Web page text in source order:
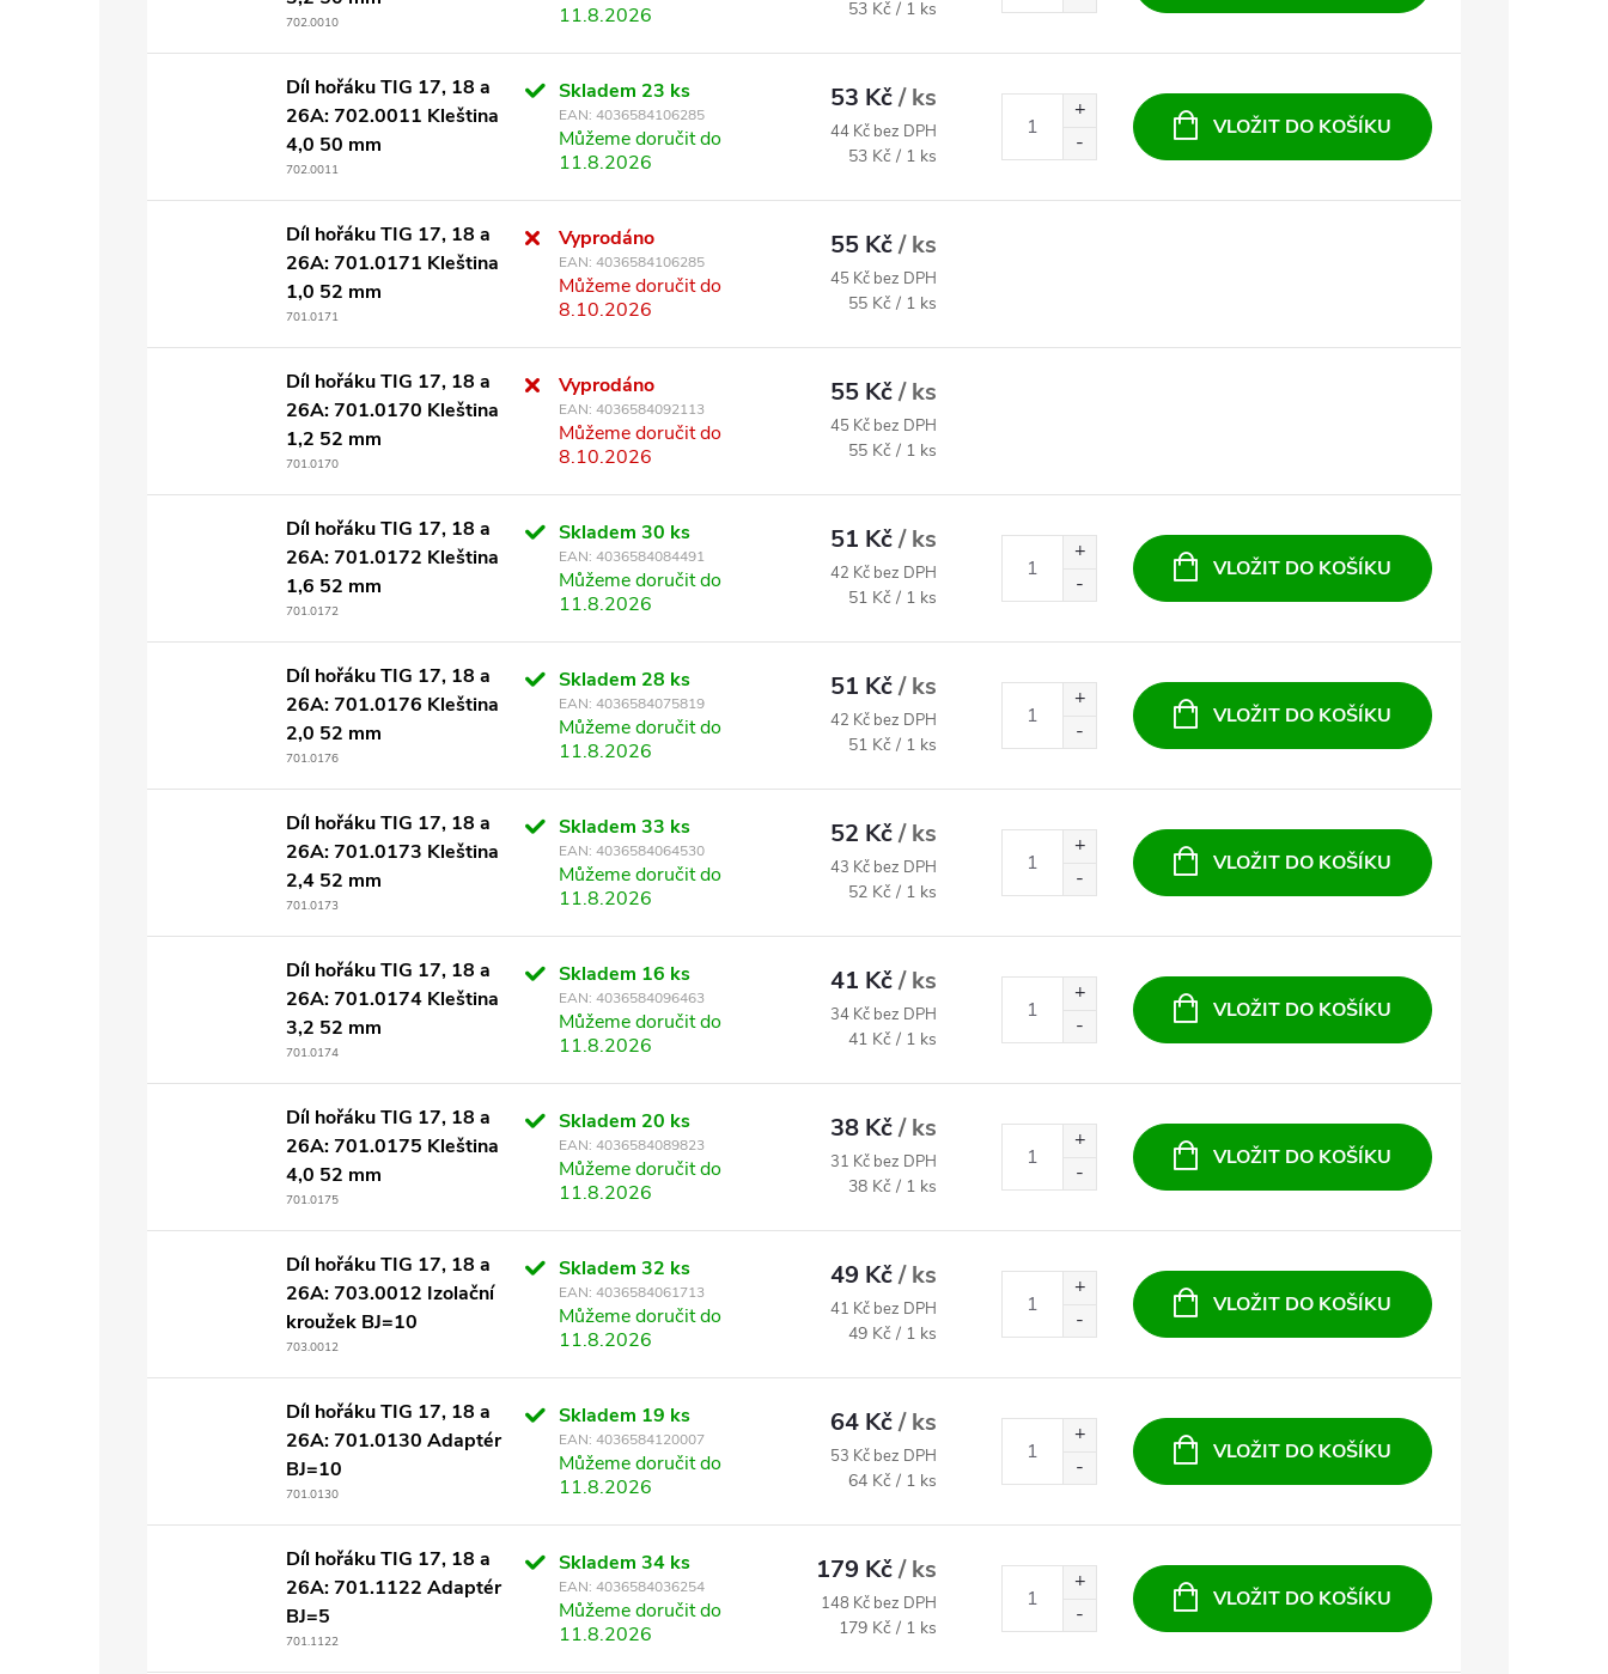
702.0010
11.8.2026
Měrná cena:
53 Kč / 1 ks
Díl hořáku TIG 17, 18 a
26A: 702.0011 Kleština
4,0 50 mm
702.0011
Skladem 23 ks
EAN: 4036584106285
Můžeme doručit do
11.8.2026
53 Kč/ ks
44 Kč bez DPH
Měrná cena:
53 Kč / 1 ks
VLOŽIT DO KOŠÍKU
Díl hořáku TIG 17, 18 a
26A: 701.0171 Kleština
1,0 52 mm
701.0171
Vyprodáno
EAN: 4036584106285
Můžeme doručit do
8.10.2026
55 Kč/ ks
45 Kč bez DPH
Měrná cena:
55 Kč / 1 ks
Díl hořáku TIG 17, 18 a
26A: 701.0170 Kleština
1,2 52 mm
701.0170
Vyprodáno
EAN: 4036584092113
Můžeme doručit do
8.10.2026
55 Kč/ ks
45 Kč bez DPH
Měrná cena:
55 Kč / 1 ks
Díl hořáku TIG 17, 18 a
26A: 701.0172 Kleština
1,6 52 mm
701.0172
Skladem30 ks
EAN: 4036584084491
Můžeme doručit do
11.8.2026
51 Kč/ ks
42 Kč bez DPH
Měrná cena:
51 Kč / 1 ks
VLOŽIT DO KOŠÍKU
Díl hořáku TIG 17, 18 a
26A: 701.0176 Kleština
2,0 52 mm
701.0176
Skladem 28 ks
EAN: 4036584075819
Můžeme doručit do
11.8.2026
51 Kč/ ks
42 Kč bez DPH
Měrná cena:
51 Kč / 1 ks
VLOŽIT DO KOŠÍKU
Díl hořáku TIG 17, 18 a
26A: 701.0173 Kleština
2,4 52 mm
701.0173
Skladem33 ks
EAN: 4036584064530
Můžeme doručit do
11.8.2026
52 Kč/ ks
43 Kč bez DPH
Měrná cena:
52 Kč / 1 ks
VLOŽIT DO KOŠÍKU
Díl hořáku TIG 17, 18 a
26A: 701.0174 Kleština
3,2 52 mm
701.0174
Skladem 16 ks
EAN: 4036584096463
Můžeme doručit do
11.8.2026
41 Kč/ ks
34 Kč bez DPH
Měrná cena:
41 Kč / 1 ks
VLOŽIT DO KOŠÍKU
Díl hořáku TIG 17, 18 a
26A: 701.0175 Kleština
4,0 52 mm
701.0175
Skladem 20 ks
EAN: 4036584089823
Můžeme doručit do
11.8.2026
38 Kč/ ks
31 Kč bez DPH
Měrná cena:
38 Kč / 1 ks
VLOŽIT DO KOŠÍKU
Díl hořáku TIG 17, 18 a
26A: 703.0012 Izolační
kroužek BJ=10
703.0012
Skladem32 ks
EAN: 4036584061713
Můžeme doručit do
11.8.2026
49 Kč/ ks
41 Kč bez DPH
Měrná cena:
49 Kč / 1 ks
VLOŽIT DO KOŠÍKU
Díl hořáku TIG 17, 18 a
26A: 701.0130 Adaptér
BJ=10
701.0130
Skladem 19 ks
EAN: 4036584120007
Můžeme doručit do
11.8.2026
64 Kč/ ks
53 Kč bez DPH
Měrná cena:
64 Kč / 1 ks
VLOŽIT DO KOŠÍKU
Díl hořáku TIG 17, 18 a
26A: 701.1122 Adaptér
BJ=5
701.1122
Skladem34 ks
EAN: 4036584036254
Můžeme doručit do
11.8.2026
179 Kč/ ks
148 Kč bez DPH
Měrná cena:
179 Kč / 1 ks
VLOŽIT DO KOŠÍKU